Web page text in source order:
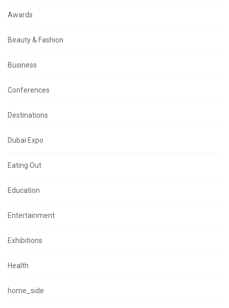
Awards
Beauty & Fashion
Business
Conferences
Destinations
Dubai Expo
Eating Out
Education
Entertainment
Exhibitions
Health
home_side